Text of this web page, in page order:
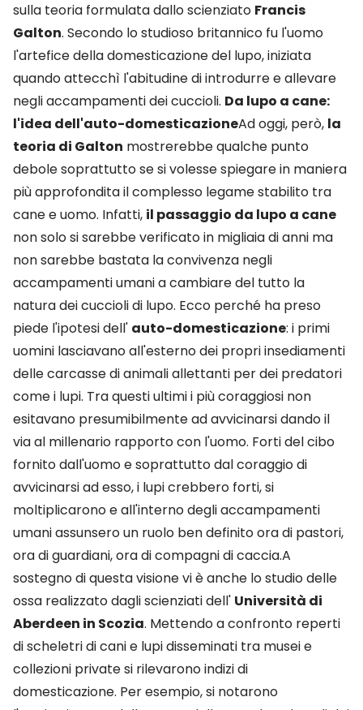
sulla teoria formulata dallo scienziato Francis
Galton. Secondo lo studioso britannico fu l'uomo
l'artefice della domesticazione del lupo, iniziata
quando attecchì l'abitudine di introdurre e allevare
negli accampamenti dei cuccioli. Da lupo a cane:
l'idea dell'auto-domesticazioneAd oggi, però, la
teoria di Galton mostrerebbe qualche punto
debole soprattutto se si volesse spiegare in maniera
più approfondita il complesso legame stabilito tra
cane e uomo. Infatti, il passaggio da lupo a cane
non solo si sarebbe verificato in migliaia di anni ma
non sarebbe bastata la convivenza negli
accampamenti umani a cambiare del tutto la
natura dei cuccioli di lupo. Ecco perché ha preso
piede l'ipotesi dell' auto-domesticazione: i primi
uomini lasciavano all'esterno dei propri insediamenti
delle carcasse di animali allettanti per dei predatori
come i lupi. Tra questi ultimi i più coraggiosi non
esitavano presumibilmente ad avvicinarsi dando il
via al millenario rapporto con l'uomo. Forti del cibo
fornito dall'uomo e soprattutto dal coraggio di
avvicinarsi ad esso, i lupi crebbero forti, si
moltiplicarono e all'interno degli accampamenti
umani assunsero un ruolo ben definito ora di pastori,
ora di guardiani, ora di compagni di caccia.A
sostegno di questa visione vi è anche lo studio delle
ossa realizzato dagli scienziati dell' Università di
Aberdeen in Scozia. Mettendo a confronto reperti
di scheletri di cani e lupi disseminati tra musei e
collezioni private si rilevarono indizi di
domesticazione. Per esempio, si notarono